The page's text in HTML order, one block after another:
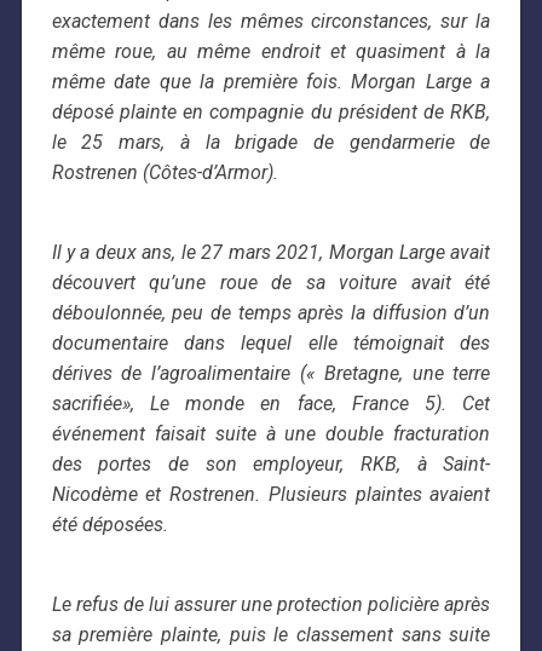
exactement dans les mêmes circonstances, sur la
même roue, au même endroit et quasiment à la
même date que la première fois. Morgan Large a
déposé plainte en compagnie du président de RKB,
le 25 mars, à la brigade de gendarmerie de
Rostrenen (Côtes-d’Armor).
Il y a deux ans, le 27 mars 2021, Morgan Large avait
découvert qu’une roue de sa voiture avait été
déboulonnée, peu de temps après la diffusion d’un
documentaire dans lequel elle témoignait des
dérives de l’agroalimentaire (« Bretagne, une terre
sacrifiée», Le monde en face, France 5). Cet
événement faisait suite à une double fracturation
des portes de son employeur, RKB, à Saint-
Nicodème et Rostrenen. Plusieurs plaintes avaient
été déposées.
Le refus de lui assurer une protection policière après
sa première plainte, puis le classement sans suite